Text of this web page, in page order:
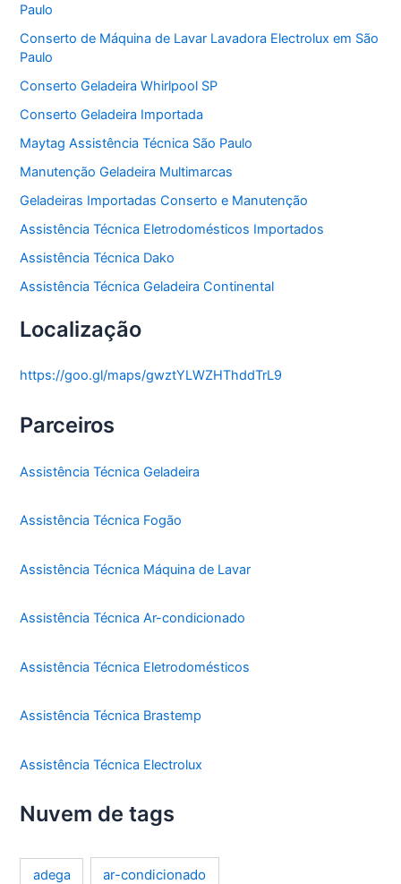
i
a
s
Paulo
Conserto de Máquina de Lavar Lavadora Electrolux em São
Paulo
Conserto Geladeira Whirlpool SP
Conserto Geladeira Importada
Maytag Assistência Técnica São Paulo
Manutenção Geladeira Multimarcas
Geladeiras Importadas Conserto e Manutenção
Assistência Técnica Eletrodomésticos Importados
Assistência Técnica Dako
Assistência Técnica Geladeira Continental
Localização
https://goo.gl/maps/gwztYLWZHThddTrL9
Parceiros
Assistência Técnica Geladeira
Assistência Técnica Fogão
Assistência Técnica Máquina de Lavar
Assistência Técnica Ar-condicionado
Assistência Técnica Eletrodomésticos
Assistência Técnica Brastemp
Assistência Técnica Electrolux
Nuvem de tags
adega ar-condicionado